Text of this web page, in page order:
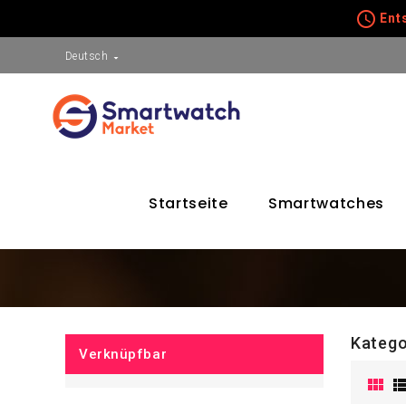
schedule
Deutsch 
Startseite Smartwatches
Verknüpfbar
